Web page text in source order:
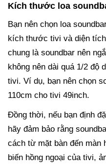
Kích thước loa
Bạn nên chọn loa
kích thước tivi và diện
chung là soundbar nên
không nên dài quá 1/2 độ
tivi. Ví dụ, bạn nên chọn
110cm cho tivi 49inch.
Đồng thời, nếu bạn định
hãy đảm bảo rằng
cách từ mặt bàn đến màn
biến hồng ngoại của tivi,